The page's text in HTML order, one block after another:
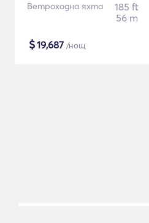
Ветроходна яхта
185 ft
56 m
$19,687 /нощ